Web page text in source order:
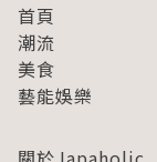
首頁
潮流
美食
藝能娛樂